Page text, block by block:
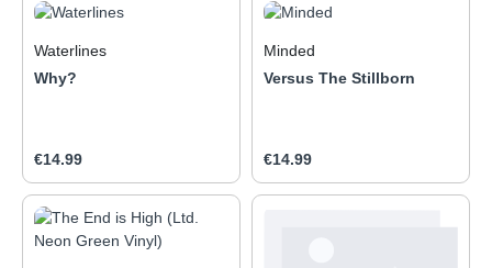
Waterlines
Why?
Regular price:
€14.99
Minded
Versus The Stillborn
Regular price:
€14.99